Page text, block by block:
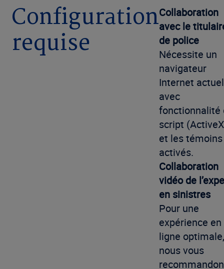
Configuration
requise
Collaboration
avec le
de police
Nécessite un
navigateur
Internet actuel
avec
fonctionnalité
script
et les témoins
activés.
Collaboration
vidéo de
en sinistres
Pour une
expérience en
ligne optimale,
nous vous